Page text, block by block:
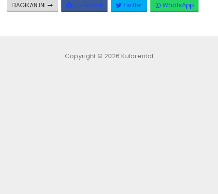
BAGIKAN INI Facebook Twitter WhatsApp
Copyright © 2026 Kulorental